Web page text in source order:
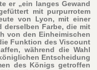
er „ein langes Gewand
mit purpurrotem
von Lyon, mit einer
derselben Farbe, die mit
von den Einheimischen
Funktion des Viscount
während die Wahl
Entscheidung
des Königs getroffen